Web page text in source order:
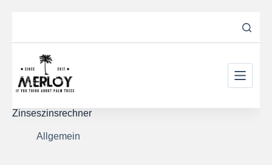
Zinseszinsrechner
Allgemein